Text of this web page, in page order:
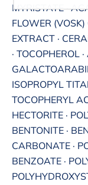
MYRISTATE ·
FLOWER
EXTRACT ·
· TOCOPHEROL
ISOPROPYL
TOCOPHERYL
HECTORITE ·
BENTONITE ·
CARBONATE ·
BENZOATE ·